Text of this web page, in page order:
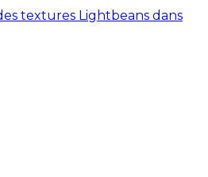
textures Lightbeans dans